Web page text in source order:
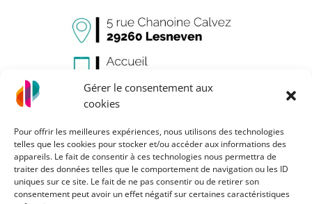
Gérer le consentement aux
cookies
Pour offrir les meilleures expériences, nous utilisons des technologies
telles que les cookies pour stocker et/ou accéder aux informations des
appareils. Le fait de consentir à ces technologies nous permettra de
traiter des données telles que le comportement de navigation ou les ID
uniques sur ce site. Le fait de ne pas consentir ou de retirer son
consentement peut avoir un effet négatif sur certaines caractéristiques
Mentions légales